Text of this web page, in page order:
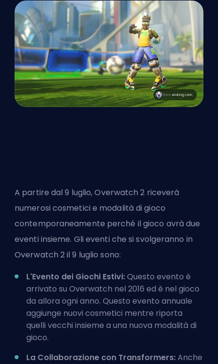
A partire dal 9 luglio, Overwatch 2 riceverà
numerosi cosmetici e modalità di gioco
contemporaneamente perché il gioco avrà due
eventi insieme. Gli eventi che si svolgeranno in
Overwatch 2 il 9 luglio sono:
L'Evento dei Giochi Estivi:Questo evento è
arrivato su Overwatch nel 2016 ed è nel gioco
da allora ogni anno. Questo evento annuale
aggiunge nuovi cosmetici mentre riporta
quelli vecchi insieme a una nuova modalità di
gioco.
La Collaborazione con Transformers:Anche